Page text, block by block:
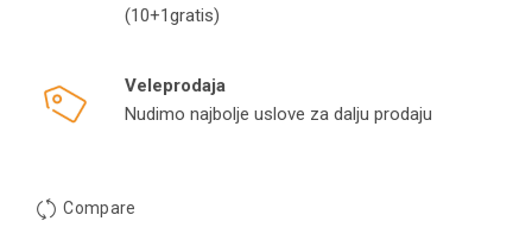
(10+1gratis)
Veleprodaja
Nudimo najbolje uslove za dalju prodaju
Compare